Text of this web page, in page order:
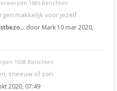
1686 Berichten
makkelijk voor jezelf
door Mark 10 mar 2020,
1638 Berichten
sneeuw of zon
2020, 07:49